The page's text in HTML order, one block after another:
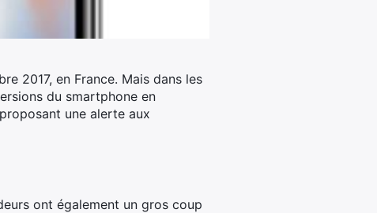
2017, en France. Mais dans les
du smartphone en
une alerte aux
ont également un gros coup